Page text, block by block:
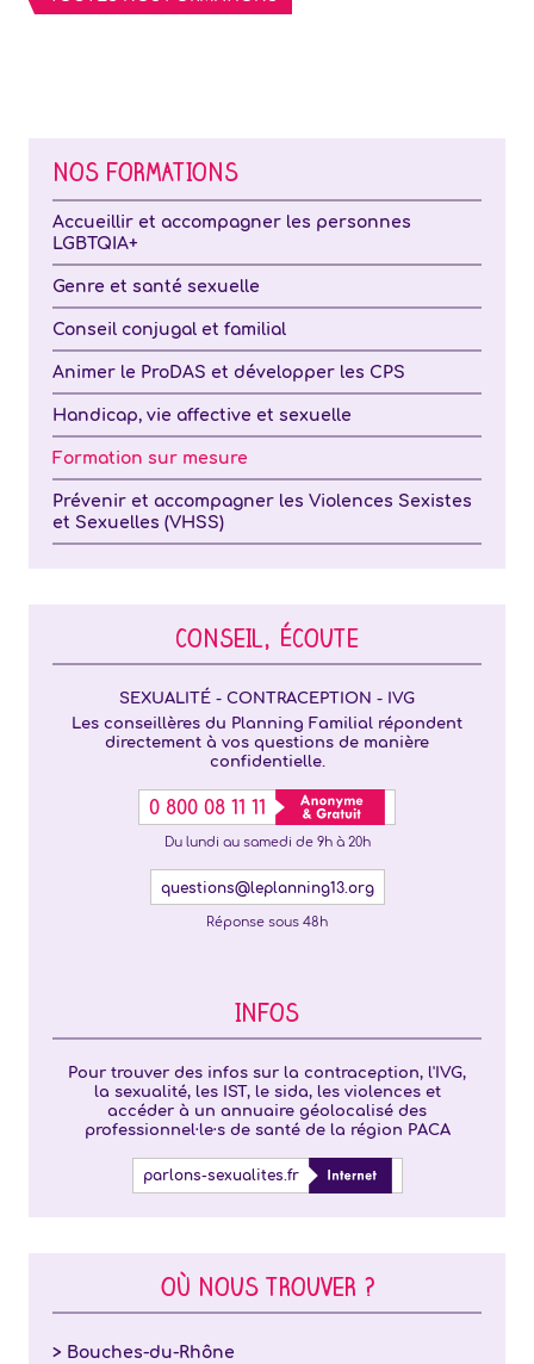
NOS FORMATIONS
Accueillir et accompagner les personnes
LGBTQIA+
Genre et santé sexuelle
Conseil conjugal et familial
Animer le ProDAS et développer les CPS
Handicap, vie affective et sexuelle
Formation sur mesure
Prévenir et accompagner les Violences Sexistes
et Sexuelles (VHSS)
CONSEIL, ÉCOUTE
SEXUALITÉ - CONTRACEPTION - IVG
Les conseillères du Planning Familial répondent
directement à vos questions de manière
confidentielle.
0 800 08 11 11
Du lundi au samedi de 9h à 20h
questions@leplanning13.org
Réponse sous 48h
INFOS
Pour trouver des infos sur la contraception, l'IVG,
la sexualité, les IST, le sida, les violences et
accéder à un annuaire géolocalisé des
professionnel·le·s de santé de la région PACA
parlons-sexualites.fr
OÙ NOUS TROUVER ?
> Bouches-du-Rhône